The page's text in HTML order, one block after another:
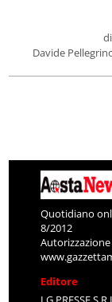
di
Davide
Quotidiano
8/2012
Editore